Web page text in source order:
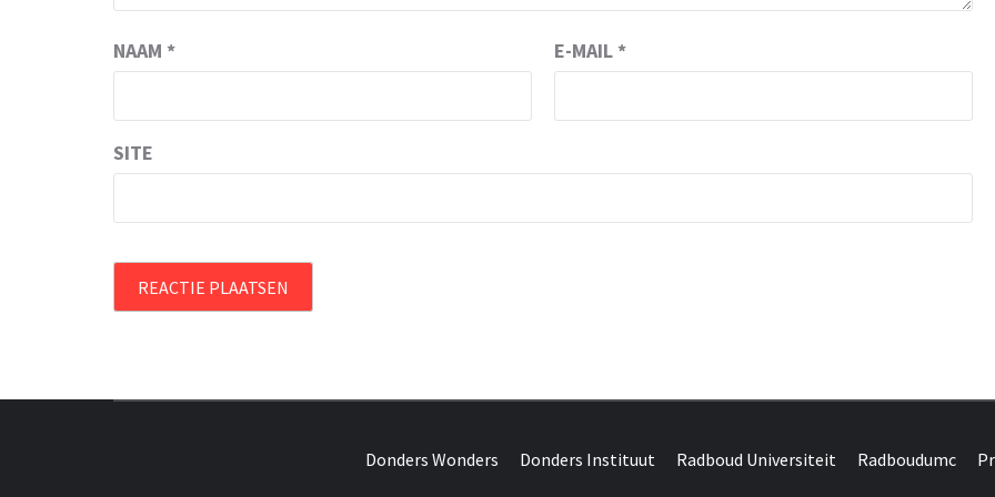
NAAM * E-MAIL *
SITE
DONDERS
Donders Wonders Donders Instituut Radboud Universiteit Radboudumc